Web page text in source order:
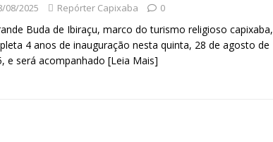
08/2025 Repórter Capixaba 0
Buda de Ibiraçu, marco do turismo religioso capixaba,
4 anos de inauguração nesta quinta, 28 de agosto de
e será acompanhado [Leia Mais]